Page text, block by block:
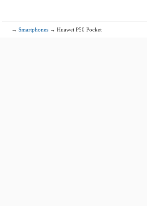
→Smartphones → Huawei P50 Pocket